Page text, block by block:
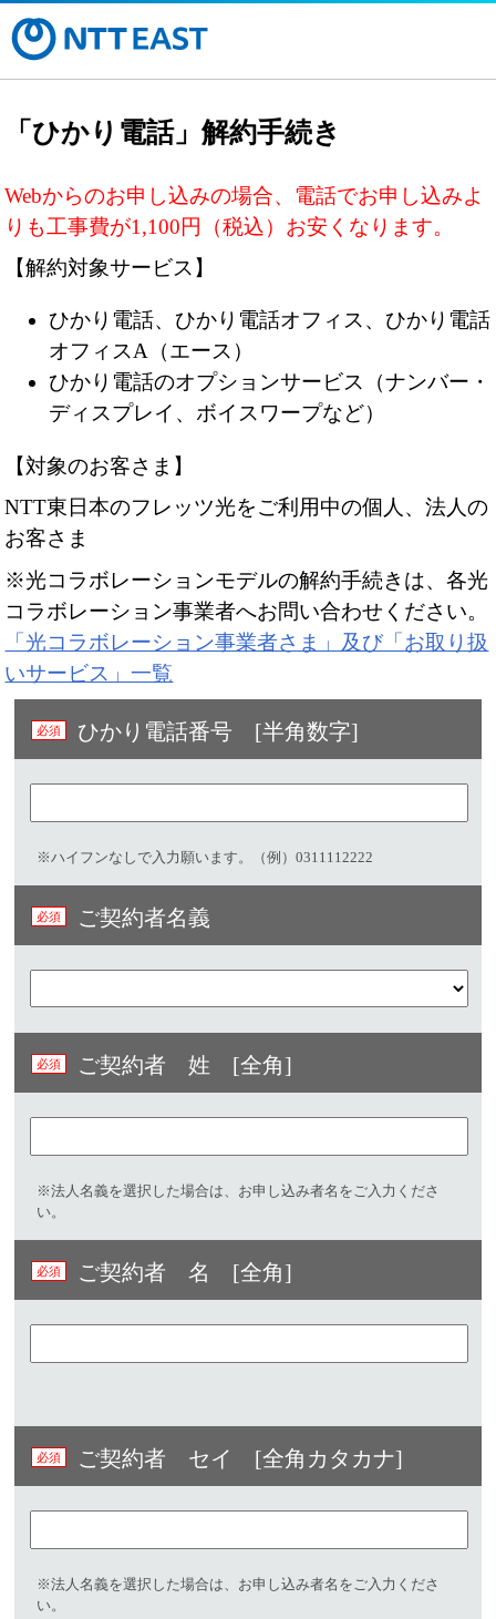
「ひかり電話」解約手続き
Webからのお申し込みの場合、電話でお申し込みよ
りも工事費が1,100円（税込）お安くなります。
【解約対象サービス】
ひかり電話、ひかり電話オフィス、ひかり電話
オフィスA（エース）
ひかり電話のオプションサービス（ナンバー・
ディスプレイ、ボイスワープなど）
【対象のお客さま】
NTT東日本のフレッツ光をご利用中の個人、法人の
お客さま
※光コラボレーションモデルの解約手続きは、各光
コラボレーション事業者へお問い合わせください。
「光コラボレーション事業者さま」及び「お取り扱
いサービス」一覧
ひかり電話番号 [半角数字]
※ハイフンなしで入力願います。（例）0311112222
ご契約者名義
ご契約者 姓 [全角]
※法人名義を選択した場合は、お申し込み者名をご入力くださ
い。
ご契約者 名 [全角]
ご契約者 セイ [全角カタカナ]
※法人名義を選択した場合は、お申し込み者名をご入力くださ
い。